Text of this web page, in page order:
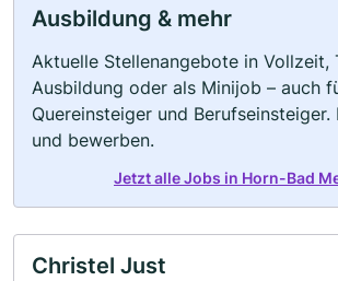
Ausbildung & mehr
Aktuelle Stellenangebote in Vollzeit,
Ausbildung oder als Minijob – auch
Quereinsteiger und
und bewerben.
Jetzt alle Jobs in Horn-Bad
Christel Just